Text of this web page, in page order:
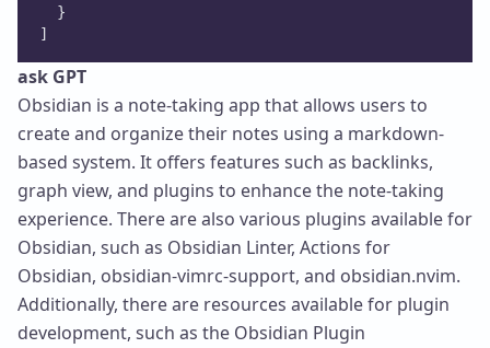
  }
]
ask GPT
Obsidian is a note-taking app that allows users to
create and organize their notes using a markdown-
based system. It offers features such as backlinks,
graph view, and plugins to enhance the note-taking
experience. There are also various plugins available for
Obsidian, such as Obsidian Linter, Actions for
Obsidian, obsidian-vimrc-support, and obsidian.nvim.
Additionally, there are resources available for plugin
development, such as the Obsidian Plugin